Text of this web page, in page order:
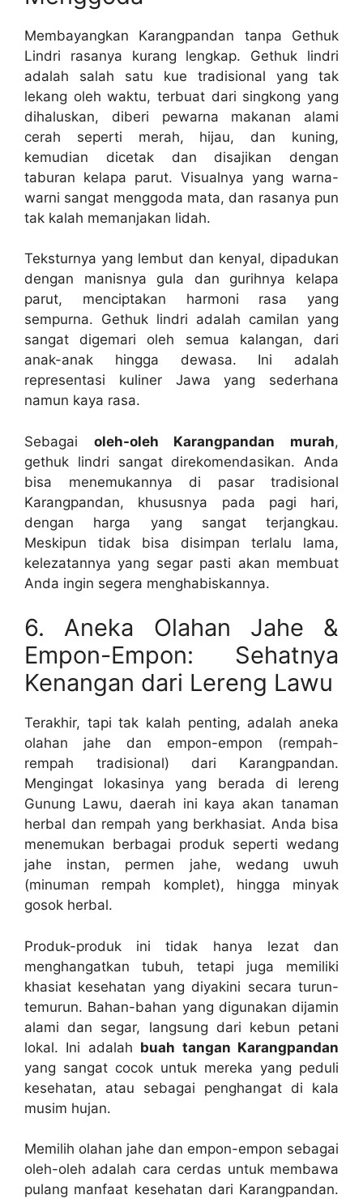
Membayangkan Karangpandan tanpa Gethuk
Lindri rasanya kurang lengkap. Gethuk lindri
adalah salah satu kue tradisional yang tak
lekang oleh waktu, terbuat dari singkong yang
dihaluskan, diberi pewarna makanan alami
cerah seperti merah, hijau, dan kuning,
kemudian dicetak dan disajikan dengan
taburan kelapa parut. Visualnya yang warna-
warni sangat menggoda mata, dan rasanya pun
tak kalah memanjakan lidah.
Teksturnya yang lembut dan kenyal, dipadukan
dengan manisnya gula dan gurihnya kelapa
parut, menciptakan harmoni rasa yang
sempurna. Gethuk lindri adalah camilan yang
sangat digemari oleh semua kalangan, dari
anak-anak hingga dewasa. Ini adalah
representasi kuliner Jawa yang sederhana
namun kaya rasa.
Sebagai oleh-oleh Karangpandan murah,
gethuk lindri sangat direkomendasikan. Anda
bisa menemukannya di pasar tradisional
Karangpandan, khususnya pada pagi hari,
dengan harga yang sangat terjangkau.
Meskipun tidak bisa disimpan terlalu lama,
kelezatannya yang segar pasti akan membuat
Anda ingin segera menghabiskannya.
6. Aneka Olahan Jahe &
Empon-Empon: Sehatnya
Kenangan dari Lereng Lawu
Terakhir, tapi tak kalah penting, adalah aneka
olahan jahe dan empon-empon (rempah-
rempah tradisional) dari Karangpandan.
Mengingat lokasinya yang berada di lereng
Gunung Lawu, daerah ini kaya akan tanaman
herbal dan rempah yang berkhasiat. Anda bisa
menemukan berbagai produk seperti wedang
jahe instan, permen jahe, wedang uwuh
(minuman rempah komplet), hingga minyak
gosok herbal.
Produk-produk ini tidak hanya lezat dan
menghangatkan tubuh, tetapi juga memiliki
khasiat kesehatan yang diyakini secara turun-
temurun. Bahan-bahan yang digunakan dijamin
alami dan segar, langsung dari kebun petani
lokal. Ini adalah buah tangan Karangpandan
yang sangat cocok untuk mereka yang peduli
kesehatan, atau sebagai penghangat di kala
musim hujan.
Memilih olahan jahe dan empon-empon sebagai
oleh-oleh adalah cara cerdas untuk membawa
pulang manfaat kesehatan dari Karangpandan.